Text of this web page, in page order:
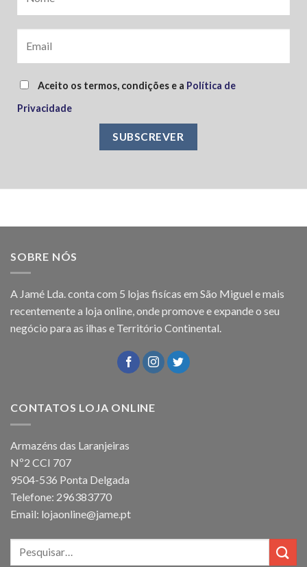
Aceito os termos, condições e a Política de
Privacidade
SOBRE NÓS
A Jamé Lda. conta com 5 lojas fisícas em São Miguel e mais
recentemente a loja online, onde promove e expande o seu
negócio para as ilhas e Território Continental.
CONTATOS LOJA ONLINE
Armazéns das Laranjeiras
Nº2 CCI 707
9504-536 Ponta Delgada
Telefone: 296383770
Email: lojaonline@jame.pt